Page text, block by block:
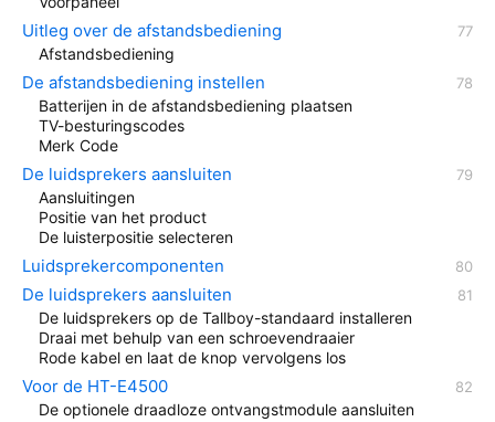
Uitleg over de afstandsbediening
Afstandsbediening
De afstandsbediening instellen
Batterijen in de afstandsbediening plaatsen
TV-besturingscodes
Merk Code
De luidsprekers aansluiten
Aansluitingen
Positie van het product
De luisterpositie selecteren
Luidsprekercomponenten
De luidsprekers aansluiten
De luidsprekers op de Tallboy-standaard installeren
Draai met behulp van een schroevendraaier
Rode kabel en laat de knop vervolgens los
Voor de HT-E4500
De optionele draadloze ontvangstmodule aansluiten